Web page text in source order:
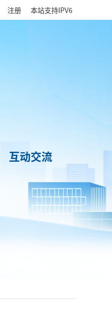
注册 本站支持IPV6
互动交流